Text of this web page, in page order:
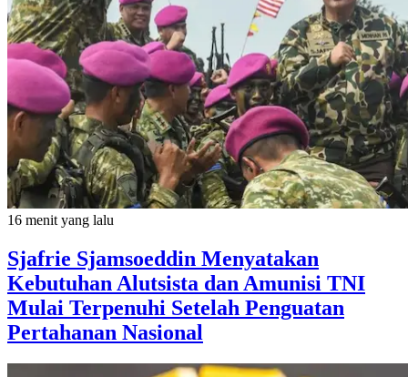
16 menit yang lalu
Sjafrie Sjamsoeddin Menyatakan
Kebutuhan Alutsista dan Amunisi TNI
Mulai Terpenuhi Setelah Penguatan
Pertahanan Nasional